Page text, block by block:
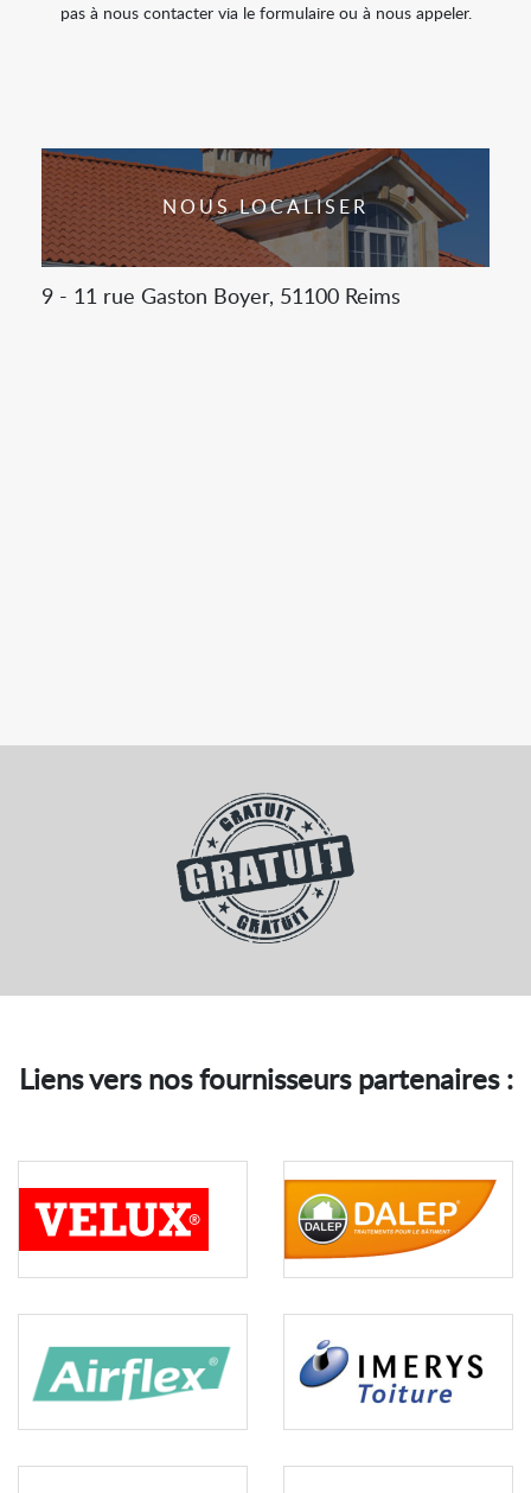
pas à nous contacter via le formulaire ou à nous appeler.
NOUS LOCALISER
9 - 11 rue Gaston Boyer, 51100 Reims
Liens vers nos fournisseurs partenaires :